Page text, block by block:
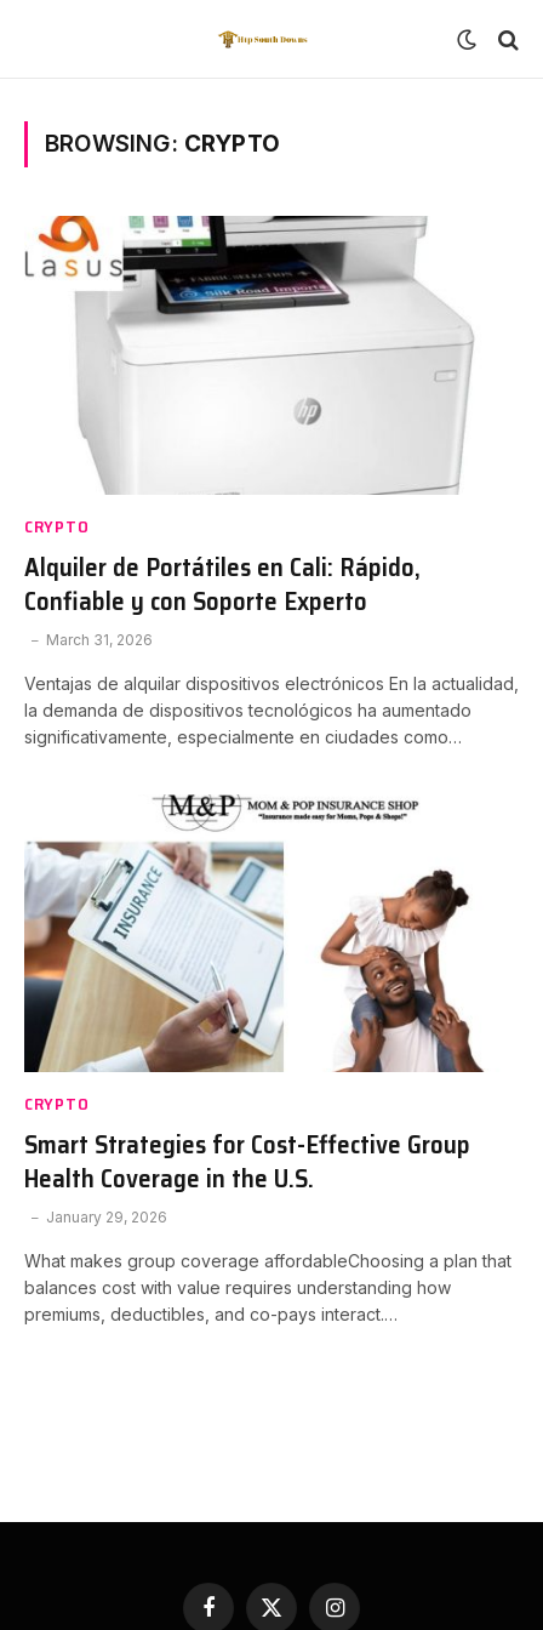
BROWSING: CRYPTO
CRYPTO
Alquiler de Portátiles en Cali: Rápido,
Confiable y con Soporte Experto
March 31, 2026
Ventajas de alquilar dispositivos electrónicos En la actualidad,
la demanda de dispositivos tecnológicos ha aumentado
significativamente, especialmente en ciudades como…
CRYPTO
Smart Strategies for Cost-Effective Group
Health Coverage in the U.S.
January 29, 2026
What makes group coverage affordableChoosing a plan that
balances cost with value requires understanding how
premiums, deductibles, and co-pays interact.…
Facebook
X Instagram